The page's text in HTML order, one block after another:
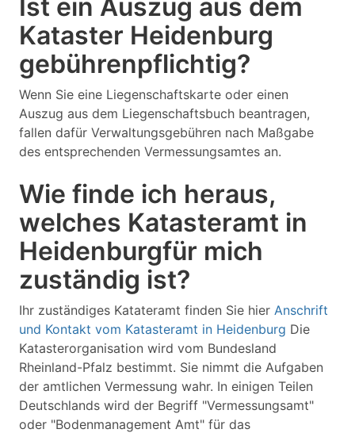
Ist ein Auszug aus dem
Kataster Heidenburg
gebührenpflichtig?
Wenn Sie eine Liegenschaftskarte oder einen
Auszug aus dem Liegenschaftsbuch beantragen,
fallen dafür Verwaltungsgebühren nach Maßgabe
des entsprechenden Vermessungsamtes an.
Wie finde ich heraus,
welches Katasteramt in
Heidenburgfür mich
zuständig ist?
Ihr zuständiges Katateramt finden Sie hier Anschrift
und Kontakt vom Katasteramt in Heidenburg Die
Katasterorganisation wird vom Bundesland
Rheinland-Pfalz bestimmt. Sie nimmt die Aufgaben
der amtlichen Vermessung wahr. In einigen Teilen
Deutschlands wird der Begriff "Vermessungsamt"
oder "Bodenmanagement Amt" für das